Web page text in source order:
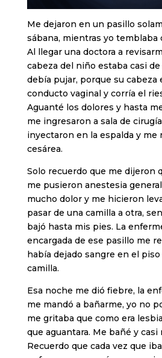
Me dejaron en un pasillo
sábana, mientras yo temblaba
Al llegar una doctora a
cabeza del niño estaba casi
debía pujar, porque su cabeza
conducto vaginal y corría el
Aguanté los dolores y hasta
me ingresaron a sala de
inyectaron en la espalda y me
cesárea.
Solo recuerdo que me dijeron
me pusieron anestesia
mucho dolor y me hicieron
pasar de una camilla a otra,
bajó hasta mis pies. La
encargada de ese pasillo me
había dejado sangre en el
camilla.
Esa noche me dió fiebre, la
me mandó a bañarme, yo no
me gritaba que como era
que aguantara. Me bañé y casi
Recuerdo que cada vez que